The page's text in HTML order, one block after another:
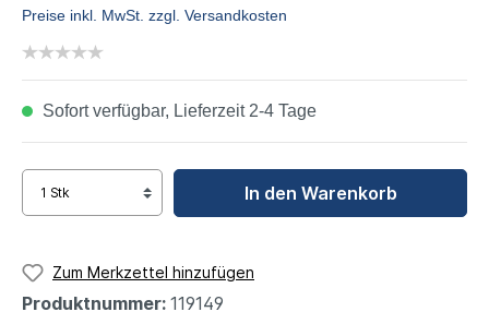
Preise inkl. MwSt. zzgl. Versandkosten
Sofort verfügbar, Lieferzeit 2-4 Tage
In den Warenkorb
Zum Merkzettel hinzufügen
Produktnummer: 119149